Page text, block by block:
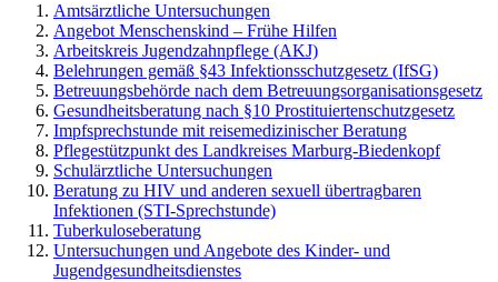
Amtsärztliche Untersuchungen
Angebot Menschenskind – Frühe Hilfen
Arbeitskreis Jugendzahnpflege (AKJ)
Belehrungen gemäß §43 Infektionsschutzgesetz (IfSG)
Betreuungsbehörde nach dem Betreuungsorganisationsgesetz
Gesundheitsberatung nach §10 Prostituiertenschutzgesetz
Impfsprechstunde mit reisemedizinischer Beratung
Pflegestützpunkt des Landkreises Marburg-Biedenkopf
Schulärztliche Untersuchungen
Beratung zu HIV und anderen sexuell übertragbaren
Infektionen (STI-Sprechstunde)
Tuberkuloseberatung
Untersuchungen und Angebote des Kinder- und
Jugendgesundheitsdienstes